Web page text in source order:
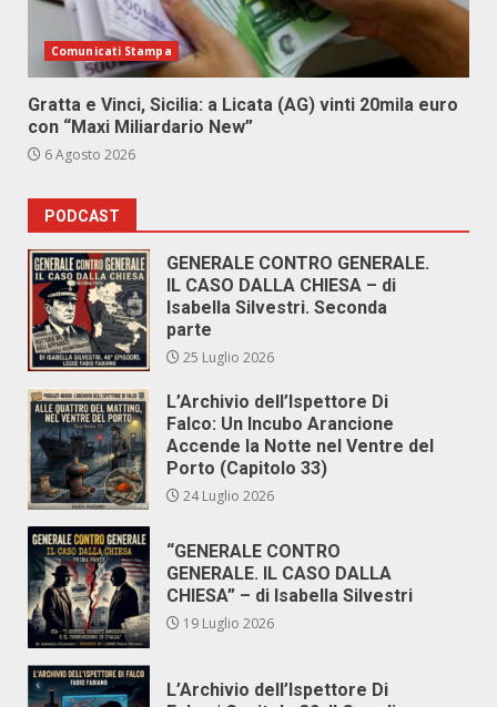
Comunicati Stampa
Gratta e Vinci, Sicilia: a Licata (AG) vinti 20mila euro
con “Maxi Miliardario New”
6 Agosto 2026
PODCAST
GENERALE CONTRO GENERALE.
IL CASO DALLA CHIESA – di
Isabella Silvestri. Seconda
parte
25 Luglio 2026
L’Archivio dell’Ispettore Di
Falco: Un Incubo Arancione
Accende la Notte nel Ventre del
Porto (Capitolo 33)
24 Luglio 2026
“GENERALE CONTRO
GENERALE. IL CASO DALLA
CHIESA” – di Isabella Silvestri
19 Luglio 2026
L’Archivio dell’Ispettore Di